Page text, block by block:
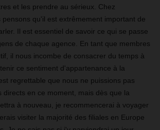
et les prendre au sérieux. Chez
pensons qu'il est extrêmement important de
Il est essentiel de savoir ce qui se passe
de chaque agence. En tant que membres
il nous incombe de consacrer du temps à
ce sentiment d'appartenance à la
regrettable que nous ne puissions pas
directs en ce moment, mais dès que la
à nouveau, je recommencerai à voyager
visiter la majorité des filiales en Europe